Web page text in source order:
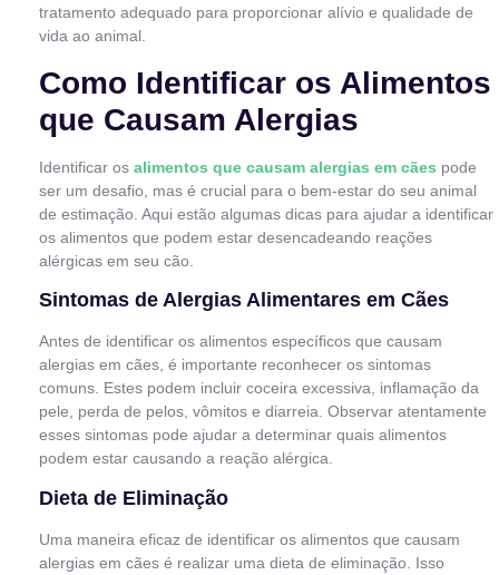
tratamento adequado para proporcionar alívio e qualidade de
vida ao animal.
Como Identificar os Alimentos
que Causam Alergias
Identificar os alimentos que causam alergias em cães pode
ser um desafio, mas é crucial para o bem-estar do seu animal
de estimação. Aqui estão algumas dicas para ajudar a identificar
os alimentos que podem estar desencadeando reações
alérgicas em seu cão.
Sintomas de Alergias Alimentares em Cães
Antes de identificar os alimentos específicos que causam
alergias em cães, é importante reconhecer os sintomas
comuns. Estes podem incluir coceira excessiva, inflamação da
pele, perda de pelos, vômitos e diarreia. Observar atentamente
esses sintomas pode ajudar a determinar quais alimentos
podem estar causando a reação alérgica.
Dieta de Eliminação
Uma maneira eficaz de identificar os alimentos que causam
alergias em cães é realizar uma dieta de eliminação. Isso